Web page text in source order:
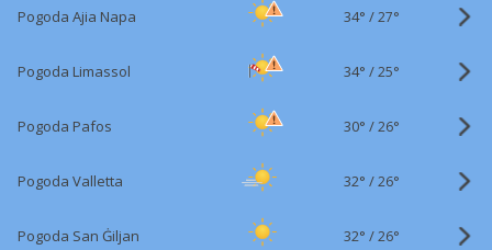
Pogoda Ajia Napa 34° /27°
Pogoda Limassol 34° /25°
Pogoda Pafos 30° /26°
Pogoda Valletta 32° /26°
Pogoda San Ġiljan 32° /26°